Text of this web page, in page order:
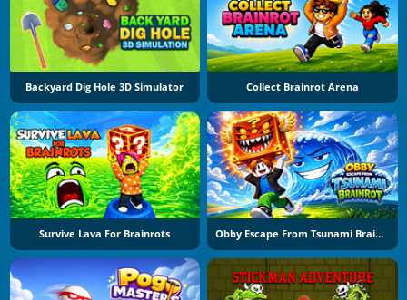
Backyard Dig Hole 3D Simulator Collect Brainrot Arena
Survive Lava For Brainrots Obby Escape From Tsunami Brainrot